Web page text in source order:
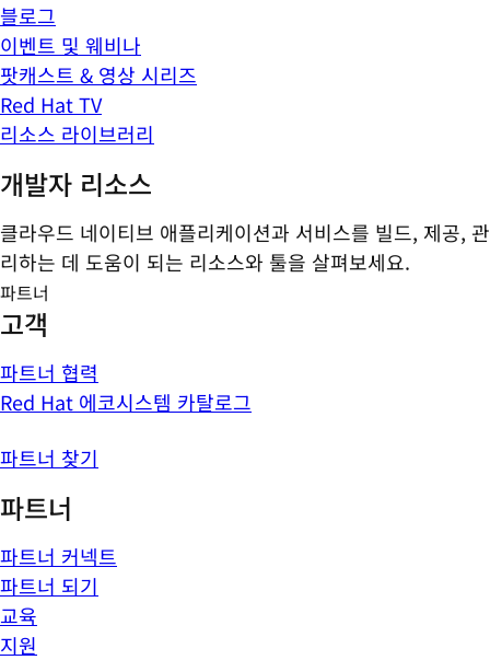
블로그
이벤트 및 웨비나
팟캐스트 & 영상 시리즈
Red Hat TV
리소스 라이브러리
개발자 리소스
클라우드 네이티브 애플리케이션과 서비스를 빌드, 제공, 관
리하는 데 도움이 되는 리소스와 툴을 살펴보세요.
파트너
고객
파트너 협력
Red Hat 에코시스템 카탈로그
파트너 찾기
파트너
파트너 커넥트
파트너 되기
교육
지원